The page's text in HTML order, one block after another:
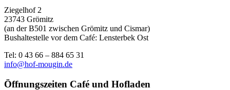
Ziegelhof 2
23743 Grömitz
(an der B501 zwischen Grömitz und Cismar)
Bushaltestelle vor dem Café: Lensterbek Ost
Tel: 0 43 66 – 884 65 31
info@hof-mougin.de
Öffnungszeiten Café und Hofladen